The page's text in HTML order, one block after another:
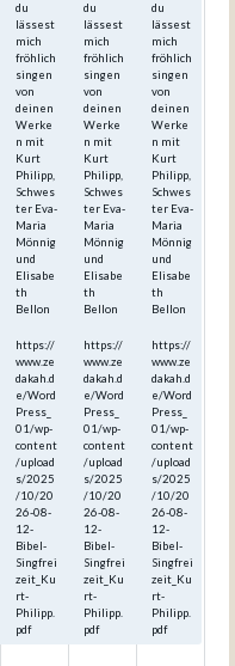
du
lässest
mich
fröhlich
singen
von
deinen
Werke
n mit
Kurt
Philipp,
Schwes
ter Eva-
Maria
Mönnig
und
Elisabe
th
Bellon
https://
www.ze
dakah.d
e/Word
Press_
01/wp-
content
/upload
s/2025
/10/20
26-08-
12-
Bibel-
Singfrei
zeit_Ku
rt-
Philipp.
pdf
du
lässest
mich
fröhlich
singen
von
deinen
Werke
n mit
Kurt
Philipp,
Schwes
ter Eva-
Maria
Mönnig
und
Elisabe
th
Bellon
https://
www.ze
dakah.d
e/Word
Press_
01/wp-
content
/upload
s/2025
/10/20
26-08-
12-
Bibel-
Singfrei
zeit_Ku
rt-
Philipp.
pdf
du
lässest
mich
fröhlich
singen
von
deinen
Werke
n mit
Kurt
Philipp,
Schwes
ter Eva-
Maria
Mönnig
und
Elisabe
th
Bellon
https://
www.ze
dakah.d
e/Word
Press_
01/wp-
content
/upload
s/2025
/10/20
26-08-
12-
Bibel-
Singfrei
zeit_Ku
rt-
Philipp.
pdf